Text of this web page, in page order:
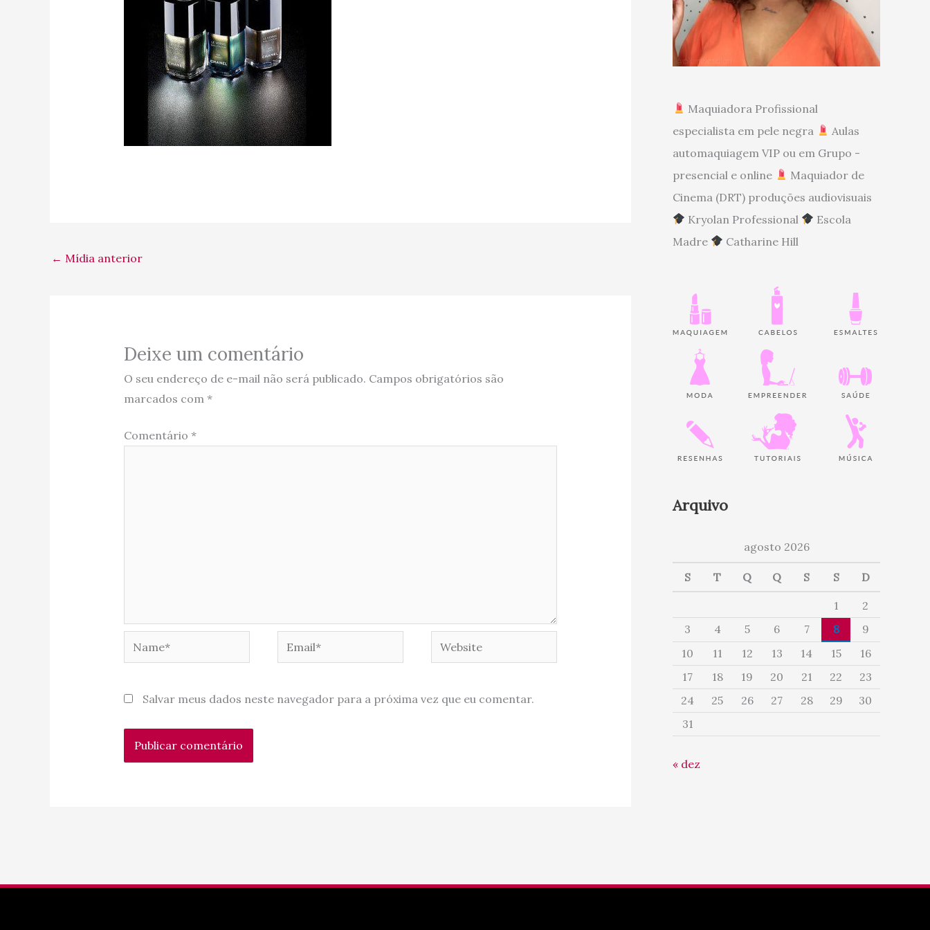
← Mídia anterior
Deixe um comentário
O seu endereço de e-mail não será publicado. Campos obrigatórios são
marcados com *
Comentário *
Website
Salvar meus dados neste navegador para a próxima vez que eu comentar.
Maquiadora Profissional
especialista em pele negra
Aulas
automaquiagem VIP ou em Grupo -
presencial e online
Maquiador de
Cinema (DRT) produções audiovisuais
Kryolan Professional
Escola
Madre
Catharine Hill
Arquivo
agosto 2026
S T Q Q S S D
1
2
3
4 5 6 7 8
9
10
11 12 13 14 15
16
17
18 19 20 21 22
23
24
25 26 27 28 29
30
31
« dez